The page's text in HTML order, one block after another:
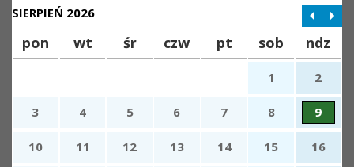
SIERPIEŃ 2026
pon wt śr czw pt sob ndz
1 2
3 4 5 6 7 8 9
10 11 12 13 14 15 16